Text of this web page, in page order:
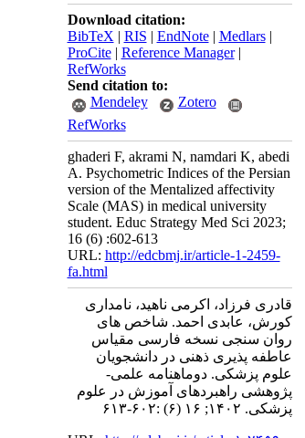
Download citation:
BibTeX | RIS | EndNote| Medlars|
ProCite| Reference Manager|
RefWorks
Send citation to:
Mendeley
Zotero
RefWorks
ghaderi F, akrami N, namdari K, abedi
A. Psychometric Indices of the Persian
version of the Mentalized affectivity
Scale (MAS) in medical university
student. Educ Strategy Med Sci 2023;
16 (6) :602-613
URL: http://edcbmj.ir/article-1-2459-
fa.html
قادری فرزاد، اکرمی ناهید، نامداری
کورش، عابدی احمد. شاخص های
روان سنجی نسخه فارسی مقیاس
عاطفه پذیری ذهنی در دانشجویان
علوم پزشکی. دوماهنامه علمی-
پژوهشی راهبردهای آموزش در علوم
پزشکی. ۱۴۰۲; ۱۶ (۶) :۶۰۲-۶۱۳